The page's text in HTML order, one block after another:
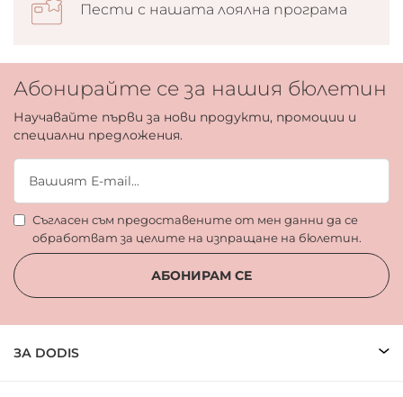
Пести с нашата лоялна програма
Абонирайте се за нашия бюлетин
Научавайте първи за нови продукти, промоции и
специални предложения.
Съгласен съм предоставените от мен данни да се
обработват за целите на изпращане на бюлетин.
АБОНИРАМ СЕ
ЗА DODIS